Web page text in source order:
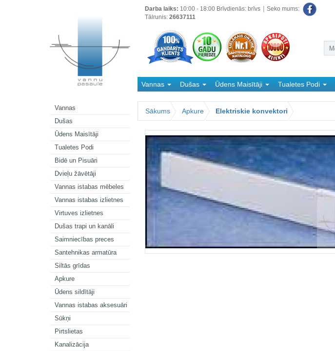
Vannas
Dušas
Ūdens Maisītāji
Tualetes Podi
Bidē un Pisuāri
Dvieļu žāvētāji
Vannas istabas mēbeles
Vannas istabas izlietnes
Virtuves izlietnes
Dušas trapi un kanāli
Saimniecības preces
Santehnikas armatūra
Siltās grīdas
Apkure
Ūdens sildītāji
Vannas istabas aksesuāri
Sūkņi
Pirtslietas
Kanalizācija
Darba laiks: 10:00 - 18:00 Brīvdienās: brīvs
Tālrunis: 26637111
Seko mums:
Vannas Dušas Ūdens Maisītāji Tualetes Podi
Sākums
Apkure Elektriskie konvektori